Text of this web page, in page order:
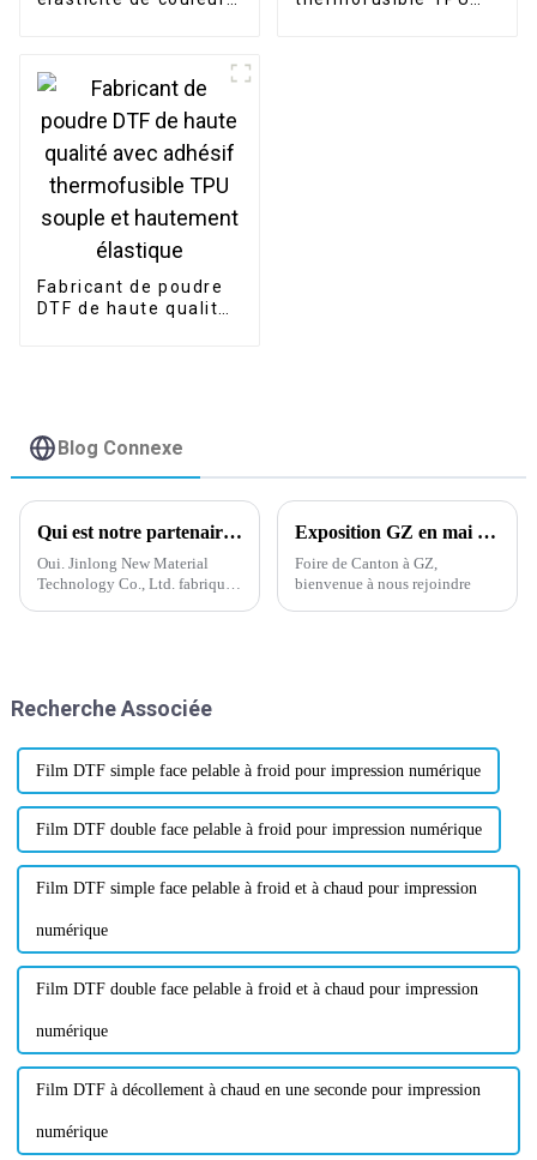
Fabricant de poudre
DTF de haute qualité
Blog Connexe
Qui est notre partenaire de travail ?
Oui. Jinlong New Material
Technology Co., Ltd. fabrique
technologie de pointe. Wanhua
Exposition GZ en mai 2024
Foire de Canton à GZ,
bienvenue à nous rejoindre
Recherche Associée
Film DTF simple face pelable à froid pour impression numérique
Film DTF double face pelable à froid pour impression numérique
Film DTF simple face pelable à froid et à chaud pour impression
numérique
Film DTF double face pelable à froid et à chaud pour impression
numérique
Film DTF à décollement à chaud en une seconde pour impression
numérique